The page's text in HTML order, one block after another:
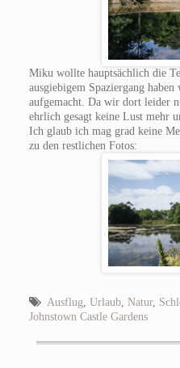
Miku wollte hauptsächlich die
ausgiebigem Spaziergang
aufgemacht. Da wir dort leider
ehrlich gesagt keine Lust mehr
Ich glaub ich mag grad keine
zu den restlichen Fotos:
Ausflug Urlaub, Natur,
Johnstown Castle Gardens